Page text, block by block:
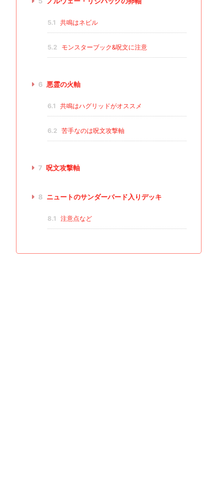
5.1 共鳴はネビル
5.2 モンスターブック&呪文に注意
6 悪霊の火軸
6.1 共鳴はハグリッドがオススメ
6.2 苦手なのは呪文攻撃軸
7 呪文攻撃軸
8 ニュートのサンダーバード入りデッキ
8.1 注意点など